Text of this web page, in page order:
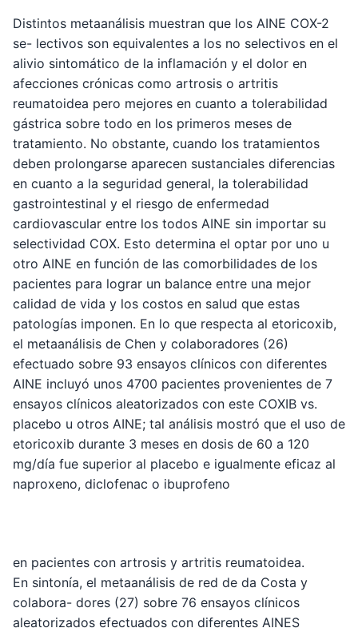
Distintos metaanálisis muestran que los AINE COX-2
se- lectivos son equivalentes a los no selectivos en el
alivio sintomático de la inflamación y el dolor en
afecciones crónicas como artrosis o artritis
reumatoidea pero mejores en cuanto a tolerabilidad
gástrica sobre todo en los primeros meses de
tratamiento. No obstante, cuando los tratamientos
deben prolongarse aparecen sustanciales diferencias
en cuanto a la seguridad general, la tolerabilidad
gastrointestinal y el riesgo de enfermedad
cardiovascular entre los todos AINE sin importar su
selectividad COX. Esto determina el optar por uno u
otro AINE en función de las comorbilidades de los
pacientes para lograr un balance entre una mejor
calidad de vida y los costos en salud que estas
patologías imponen. En lo que respecta al etoricoxib,
el metaanálisis de Chen y colaboradores (26)
efectuado sobre 93 ensayos clínicos con diferentes
AINE incluyó unos 4700 pacientes provenientes de 7
ensayos clínicos aleatorizados con este COXIB vs.
placebo u otros AINE; tal análisis mostró que el uso de
etoricoxib durante 3 meses en dosis de 60 a 120
mg/día fue superior al placebo e igualmente eficaz al
naproxeno, diclofenac o ibuprofeno
en pacientes con artrosis y artritis reumatoidea.
En sintonía, el metaanálisis de red de da Costa y
colabora- dores (27) sobre 76 ensayos clínicos
aleatorizados efectuados con diferentes AINES